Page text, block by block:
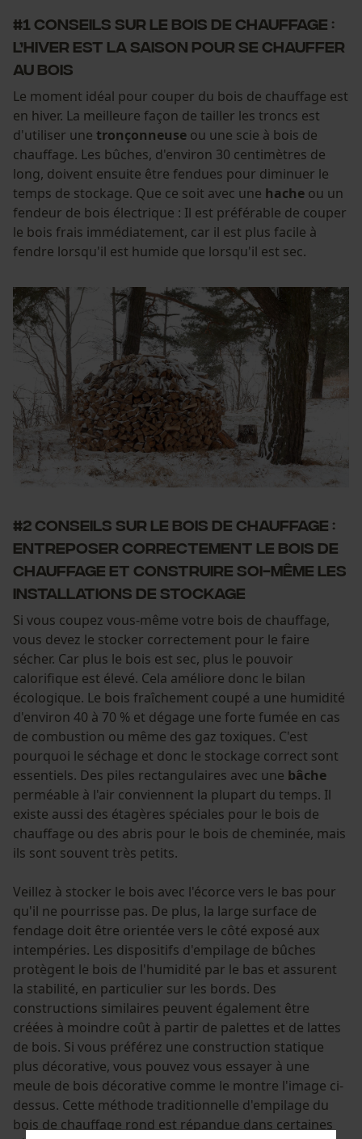
#1 Conseils sur le bois de chauffage :
L’hiver est la saison pour se chauffer
au bois
Le moment idéal pour couper du bois de chauffage est
en hiver. La meilleure façon de tailler les troncs est
d'utiliser une tronçonneuse ou une scie à bois de
chauffage. Les bûches, d'environ 30 centimètres de
long, doivent ensuite être fendues pour diminuer le
temps de stockage. Que ce soit avec une hache ou un
fendeur de bois électrique : Il est préférable de couper
le bois frais immédiatement, car il est plus facile à
fendre lorsqu'il est humide que lorsqu'il est sec.
#2 Conseils sur le bois de chauffage :
Entreposer correctement le bois de
chauffage et construire soi-même les
installations de stockage
Si vous coupez vous-même votre bois de chauffage,
vous devez le stocker correctement pour le faire
sécher. Car plus le bois est sec, plus le pouvoir
calorifique est élevé. Cela améliore donc le bilan
écologique. Le bois fraîchement coupé a une humidité
d'environ 40 à 70 % et dégage une forte fumée en cas
de combustion ou même des gaz toxiques. C'est
pourquoi le séchage et donc le stockage correct sont
essentiels. Des piles rectangulaires avec une bâche
perméable à l'air conviennent la plupart du temps. Il
existe aussi des étagères spéciales pour le bois de
chauffage ou des abris pour le bois de cheminée, mais
ils sont souvent très petits.
Veillez à stocker le bois avec l'écorce vers le bas pour
qu'il ne pourrisse pas. De plus, la large surface de
fendage doit être orientée vers le côté exposé aux
intempéries. Les dispositifs d'empilage de bûches
protègent le bois de l'humidité par le bas et assurent
la stabilité, en particulier sur les bords. Des
constructions similaires peuvent également être
créées à moindre coût à partir de palettes et de lattes
de bois. Si vous préférez une construction statique
plus décorative, vous pouvez vous essayer à une
meule de bois décorative comme le montre l'image ci-
dessus. Cette méthode traditionnelle d'empilage du
bois de chauffage rond est répandue dans certaines